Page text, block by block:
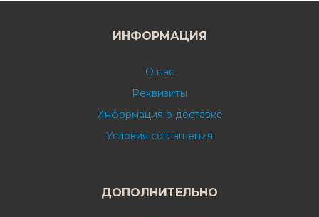
ИНФОРМАЦИЯ
О нас
Реквизиты
Информация о доставке
Условия соглашения
ДОПОЛНИТЕЛЬНО